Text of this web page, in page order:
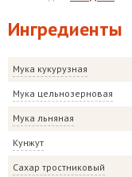
Ингредиенты
Мука кукурузная
Мука цельнозерновая
Мука льняная
Кунжут
Сахар тростниковый